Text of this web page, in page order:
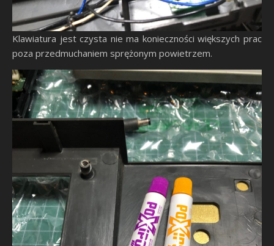
Klawiatura jest czysta nie ma konieczności większych prac
poza przedmuchaniem sprężonym powietrzem.